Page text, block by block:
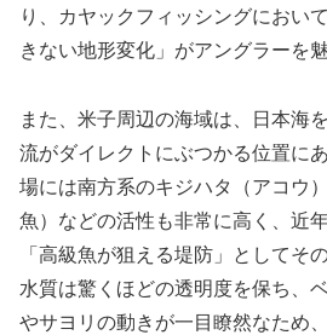
り、カヤックフィッシングにおい
きない地形変化」がアングラーを
また、米子周辺の海域は、日本海
流がダイレクトにぶつかる位置に
場には南方系のキジハタ（アコウ
魚）などの活性も非常に高く、近
「高級魚が狙える堤防」としてそ
水質は驚くほどの透明度を保ち、
やサヨリの動きが一目瞭然なため